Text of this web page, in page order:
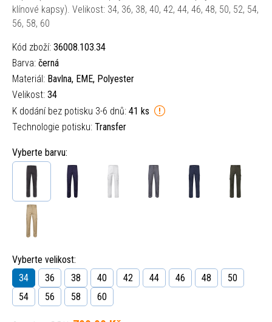
klínové kapsy). Velikost: 34, 36, 38, 40, 42, 44, 46, 48, 50, 52, 54,
56, 58, 60
Kód zboží: 36008.103.34
Barva: černá
Materiál: Bavlna, EME, Polyester
Velikost: 34
K dodání bez potisku 3-6 dnů: 41 ks
Technologie potisku: Transfer
Vyberte barvu:
Vyberte velikost:
34
36 38 40 42 44 46 48
50
54
56 58 60